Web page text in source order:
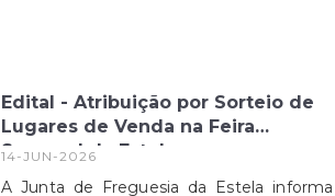
Edital - Atribuição por Sorteio de
Lugares de Venda na Feira
Semanal da Estela
14-JUN-2026
A Junta de Freguesia da Estela informa